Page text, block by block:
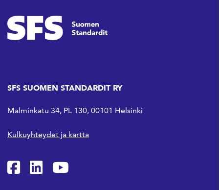
SFS SUOMEN STANDARDIT RY
Malminkatu 34, PL 130, 00101 Helsinki
Kulkuyhteydet ja kartta
SFS Facebookissa
SFS Linkedinissä
SFS Youtubessa